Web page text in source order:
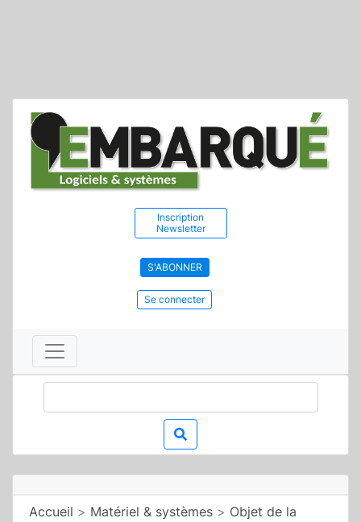
Inscription
Newsletter
S'ABONNER
Se connecter
Accueil > Matériel & systèmes > Objet de la